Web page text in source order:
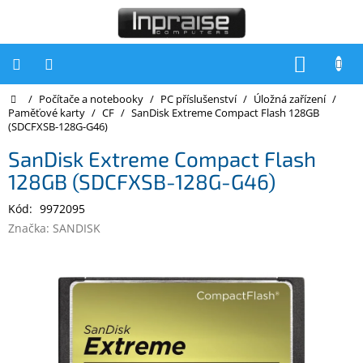
Počítače
Počítače
Notebooky
Tiskárny
Domů
/ Počítače a notebooky / PC příslušenství / Úložná zařízení /
Paměťové karty / CF / SanDisk Extreme Compact Flash 128GB
(SDCFXSB-128G-G46)
SanDisk Extreme Compact Flash
128GB (SDCFXSB-128G-G46)
Kód: 9972095
Značka: SANDISK